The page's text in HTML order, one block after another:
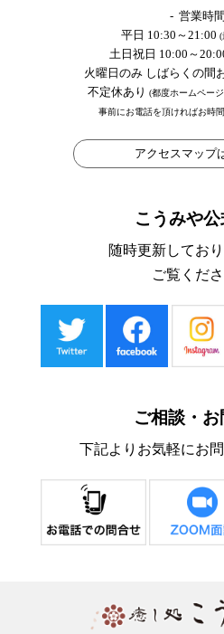
- 営業時
平日 10:30～21:00 (
土日祝日 10:00～
火曜日のみ しばらくの間
不定休あり (都度ホームペー
事前にお電話を頂ければお時
アクセスマップ
こうみや公
随時更新しており
ご覧くださ
ご相談・
下記よりお気軽にお